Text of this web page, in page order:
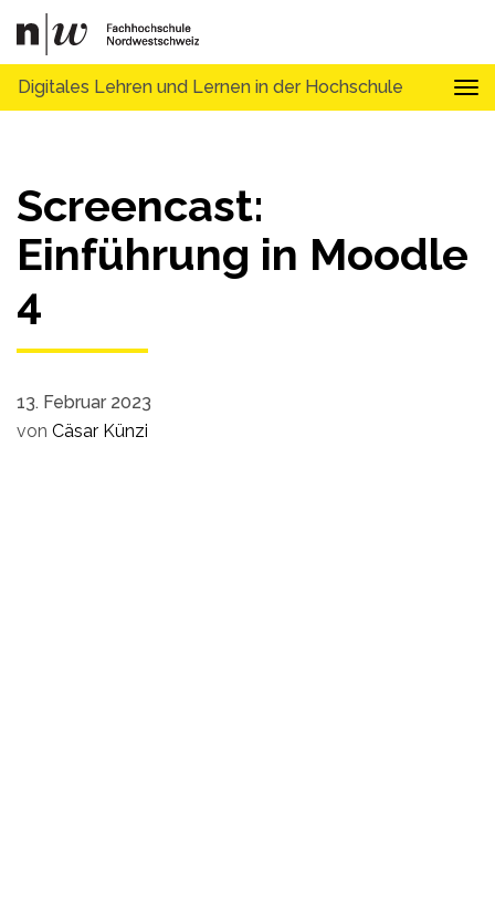
Digitales Lehren und Lernen in der Hochschule
Screencast:
Einführung in Moodle
4
13. Februar 2023
von Cäsar Künzi